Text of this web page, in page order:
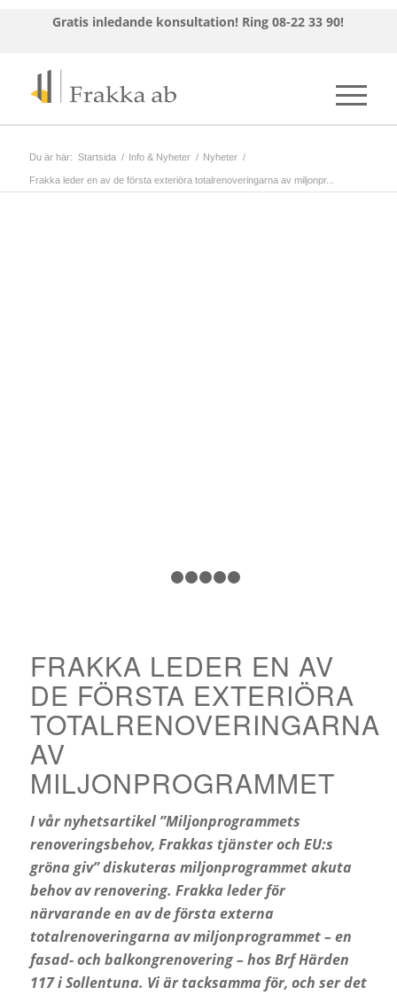
Gratis inledande konsultation! Ring 08-22 33 90!
Du är här: Startsida / Info & Nyheter / Nyheter /
Frakka leder en av de första exteriöra totalrenoveringarna av miljonpr...
FRAKKA LEDER EN AV
DE FÖRSTA EXTERIÖRA
TOTALRENOVERINGARNA
AV
MILJONPROGRAMMET
I vår nyhetsartikel ”Miljonprogrammets
renoveringsbehov, Frakkas tjänster och EU:s
gröna giv” diskuteras miljonprogrammet akuta
behov av renovering. Frakka leder för
närvarande en av de första externa
totalrenoveringarna av miljonprogrammet – en
fasad- och balkongrenovering – hos Brf Härden
117 i Sollentuna. Vi är tacksamma för, och ser det